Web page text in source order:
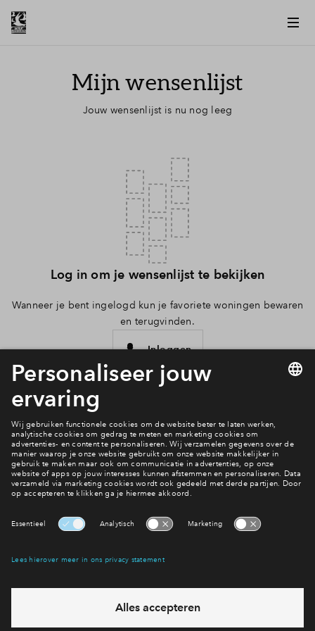
Mijn wensenlijst
Jouw wensenlijst is nu nog leeg
Log in om je wensenlijst te bekijken
Wanneer je bent ingelogd kun je favoriete woningen bewaren
en terugvinden.
Inloggen
Interesse? Meld je dan snel aan
Hiermee blijf je op de hoogte van het belangrijkste nieuws en
eventuele projecten
Ja, ik wil mij aanmelden
71 22 939
6 dagen per week beschikbaar (behalve tijdens
feestdagen)